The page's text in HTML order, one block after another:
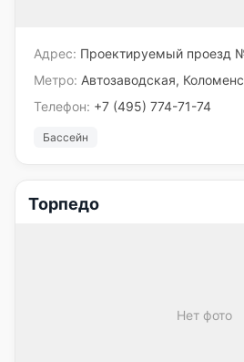
Адрес: Проектируемый проезд
Метро: Автозаводская,
Телефон: +7 (495) 774-71-74
Бассейн
Торпедо
Нет фото